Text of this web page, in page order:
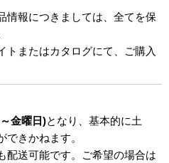
情報につきましては、全てを保
トまたはカタログにて、ご購入
金曜日)となり、基本的に土
きかねます。
送可能です。ご希望の場合は